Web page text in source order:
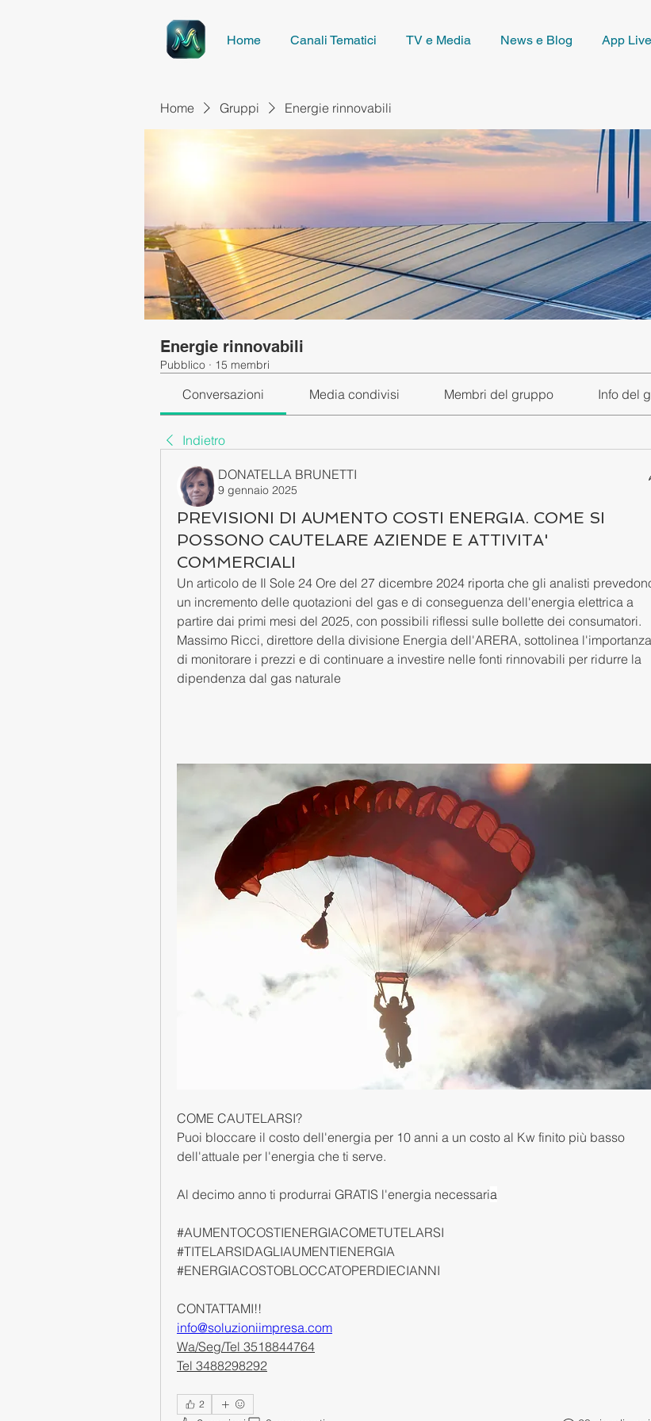
Home Canali Tematici TV e Media News e Blog App Live
Home Gruppi Energie rinnovabili
Energie rinnovabili
Pubblico · 15 membri
Conversazioni Media condivisi Membri del gruppo Info del
Indietro
DONATELLA BRUNETTI
9 gennaio 2025
PREVISIONI DI AUMENTO COSTI ENERGIA. COME SI
POSSONO CAUTELARE AZIENDE E ATTIVITA'
COMMERCIALI
Un articolo de Il Sole 24 Ore del 27 dicembre 2024 riporta che gli analisti
un incremento delle quotazioni del gas e di conseguenza dell'energia elettrica a
partire dai primi mesi del 2025, con possibili riflessi sulle bollette dei consumatori.
Massimo Ricci, direttore della divisione Energia dell'ARERA, sottolinea l'importanza
di monitorare i prezzi e di continuare a investire nelle fonti rinnovabili per ridurre la
dipendenza dal gas naturale
COME CAUTELARSI?
Puoi bloccare il costo dell'energia per 10 anni a un costo al Kw finito più basso
dell'attuale per l'energia che ti serve.
Al decimo anno ti produrrai GRATIS l'energia necessaria
#AUMENTOCOSTIENERGIACOMETUTELARSI
#TITELARSIDAGLIAUMENTIENERGIA
#ENERGIACOSTOBLOCCATOPERDIECIANNI
CONTATTAMI!!
info@soluzioniimpresa.com
Wa/Seg/Tel 3518844764
Tel 3488298292
2